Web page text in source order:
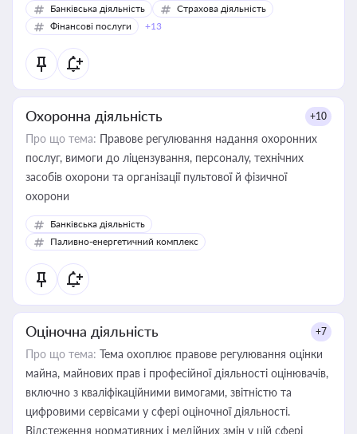
Банківська діяльність
Страхова діяльність
Фінансові послуги
+13
Охоронна діяльність +10
Про що тема: Правове регулювання надання охоронних
послуг, вимоги до ліцензування, персоналу, технічних
засобів охорони та організації пультової й фізичної
охорони
Банківська діяльність
Паливно-енергетичний комплекс
Оціночна діяльність +7
Про що тема: Тема охоплює правове регулювання оцінки
майна, майнових прав і професійної діяльності оцінювачів,
включно з кваліфікаційними вимогами, звітністю та
цифровими сервісами у сфері оціночної діяльності.
Відстеження нормативних і медійних змін у цій сфері